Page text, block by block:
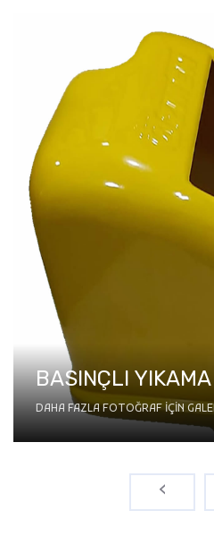
BASINÇLI
DAHA FAZLA FOTOĞRAF IÇIN
‹